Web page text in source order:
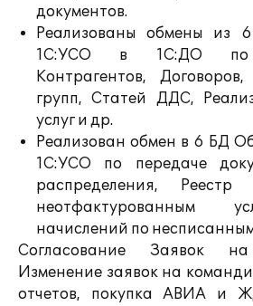
документов.
Реализованы обмены из
1С:УСО в 1С:ДО по
Контрагентов,
групп, Статей ДДС,
услуг и др.
Реализован обмен в 6 БД
1С:УСО по передаче
распределения,
неотфактурованным
начислений по
Согласование Заявок на
Изменение заявок на
отчетов, покупка АВИА и